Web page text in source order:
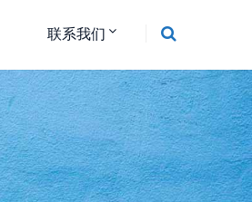
联系我们